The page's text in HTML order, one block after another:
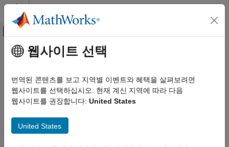
콘텐츠로 바로 가기
오프캔버스 탐색 메뉴 토글
문서 홈
주요 콘텐츠
이 페이지가 얼마나 도움이 되었습니까?
웹사이트 선택
번역된 콘텐츠를 보고 지역별 이벤트와 혜택을 살펴보려면
웹사이트를 선택하십시오. 현재 계신 지역에 따라 다음
웹사이트를 권장합니다: United States
United States